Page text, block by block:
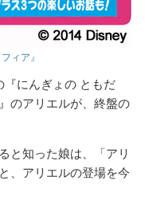
ィア』
『にんぎょの ともだ
のアリエルが、終盤の
と知った娘は、「アリ
、アリエルの登場を今